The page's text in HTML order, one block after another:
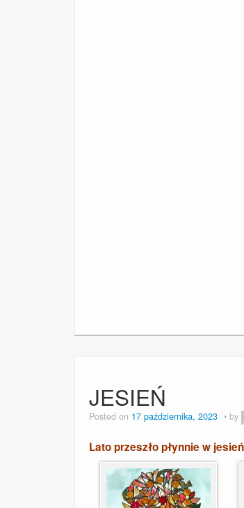
JESIEŃ
Posted on 17 października, 2023 by
Lato przeszło płynnie w